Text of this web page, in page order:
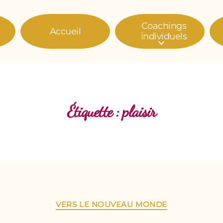
Accueil
Coachings
individuels
Étiquette :plaisir
Catégories
VERS LE NOUVEAU MONDE